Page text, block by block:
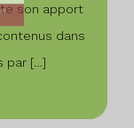
son apport
dans
par […]